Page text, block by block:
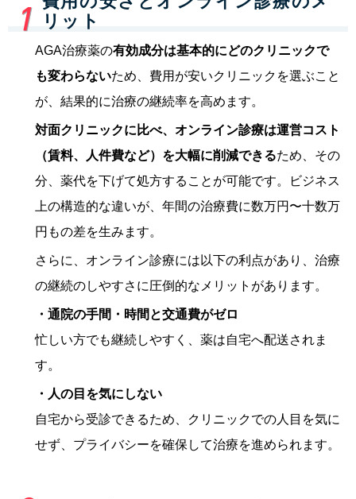
リット
AGA治療薬の有効成分は基本的にどのクリニックで
も変わらないため、費用が安いクリニックを選ぶこと
が、結果的に治療の継続率を高めます。
対面クリニックに比べ、オンライン診療は運営コスト
（賃料、人件費など）を大幅に削減できるため、その
分、薬代を下げて処方することが可能です。ビジネス
上の構造的な違いが、年間の治療費に数万円〜十数万
円もの差を生みます。
さらに、オンライン診療には以下の利点があり、治療
の継続のしやすさに圧倒的なメリットがあります。
・通院の手間・時間と交通費がゼロ
忙しい方でも継続しやすく、薬は自宅へ配送されま
す。
・人の目を気にしない
自宅から受診できるため、クリニックでの人目を気に
せず、プライバシーを確保して治療を進められます。